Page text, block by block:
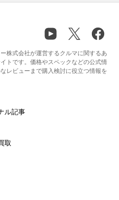
株式会社が運営するクルマに関するあ
トです。価格やスペックなどの公式情
レビューまで購入検討に役立つ情報を
ル記事
取